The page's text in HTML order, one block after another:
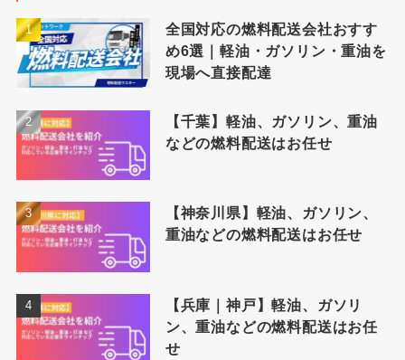
全国対応の燃料配送会社おすす
め6選｜軽油・ガソリン・重油を
現場へ直接配達
【千葉】軽油、ガソリン、重油
などの燃料配送はお任せ
【神奈川県】軽油、ガソリン、
重油などの燃料配送はお任せ
【兵庫｜神戸】軽油、ガソリ
ン、重油などの燃料配送はお任
せ